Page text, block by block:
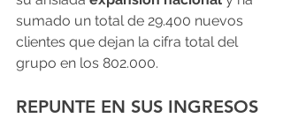
sumado un total de 29.400 nuevos
clientes que dejan la cifra total del
grupo en los 802.000.
REPUNTE EN SUS INGRESOS